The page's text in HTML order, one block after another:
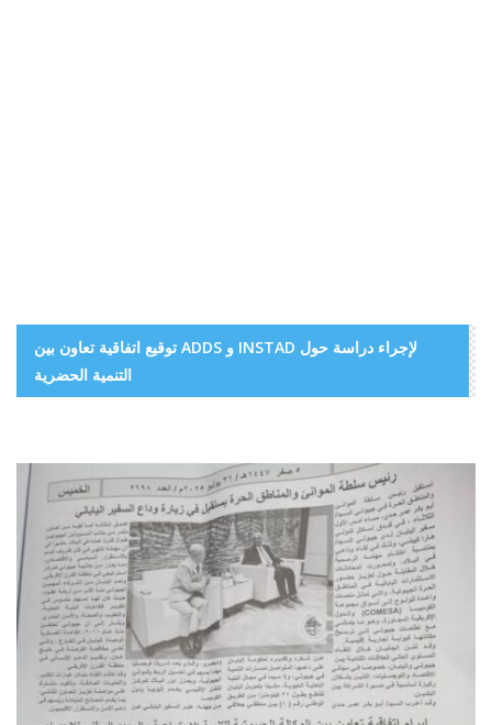
توقيع اتفاقية تعاون بين ADDS و INSTAD لإجراء دراسة حول
التنمية الحضرية